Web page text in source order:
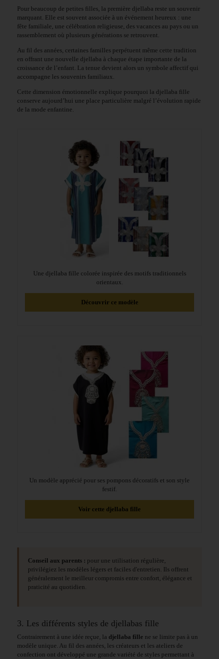
Pour beaucoup de petites filles, la première djellaba reste un souvenir
marquant. Elle est souvent associée à un événement heureux : une
fête familiale, une célébration religieuse, des vacances au pays ou un
rassemblement où plusieurs générations se retrouvent.
Au fil des années, certaines familles perpétuent même cette tradition
en offrant une nouvelle djellaba à chaque étape importante de la
croissance de l’enfant. La tenue devient alors un symbole affectif qui
accompagne les souvenirs familiaux.
Cette dimension émotionnelle explique pourquoi la djellaba fille
conserve aujourd’hui une place particulière malgré l’évolution rapide
de la mode enfantine.
Une djellaba fille colorée inspirée des motifs traditionnels
orientaux.
Découvrir ce modèle
Un modèle apprécié pour ses pompons décoratifs et son style
festif.
Voir cette djellaba fille
Conseil aux parents : pour une utilisation régulière,
privilégiez les modèles légers et faciles d'entretien. Ils offrent
généralement le meilleur compromis entre confort, élégance et
praticité au quotidien.
3. Les différents styles de djellabas fille
Contrairement à une idée reçue, la djellaba fille ne se limite pas à un
modèle unique. Au fil des années, les créateurs et les ateliers de
confection ont développé une grande variété de styles permettant à